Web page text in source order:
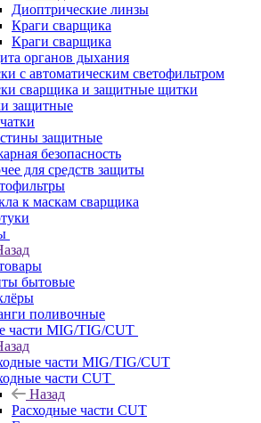
Диоптрические линзы
Краги сварщика
Краги сварщика
органов дыхания
с автоматическим светофильтром
сварщика и защитные щитки
защитные
защитные
безопасность
для средств защиты
к маскам сварщика
бытовые
поливочные
части MIG/TIG/CUT
части MIG/TIG/CUT
части CUT
Назад
Расходные части CUT